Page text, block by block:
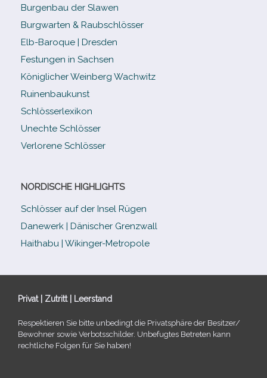
Burgenbau der Slawen
Burgwarten & Raubschlösser
Elb-​Baroque | Dresden
Festungen in Sachsen
Königlicher Weinberg Wachwitz
Ruinenbaukunst
Schlösserlexikon
Unechte Schlösser
Verlorene Schlösser
NORDISCHE HIGHLIGHTS
Schlösser auf der Insel Rügen
Danewerk | Dänischer Grenzwall
Haithabu | Wikinger-Metropole
Privat | Zutritt | Leerstand
Respektieren Sie bitte unbe­dingt die Privatsphäre der Besitzer/​
Bewohner sowie Verbotsschilder. Unbefugtes Betreten kann
recht­li­che Folgen für Sie haben!